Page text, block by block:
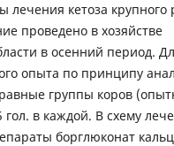
кетоза крупного
проведено в хозяйстве
в осенний период.
опыта по принципу
группы коров
гол. в каждой. В схему
борглюконат